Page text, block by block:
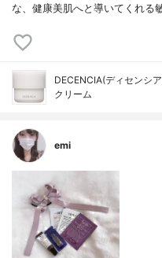
な、健康美肌へと導いてくれる
DECENCIA(ディセンシ
クリーム
emi